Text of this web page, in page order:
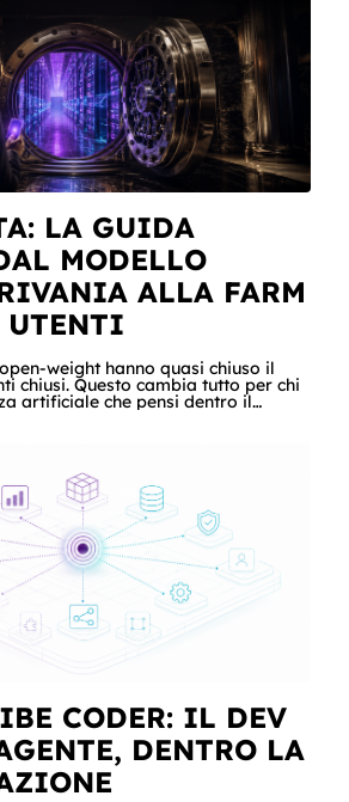
da SharePoint, ha calcolato gli
LA GUIDA
MODELLO
ALLA FARM
weight hanno quasi chiuso il
chiusi. Questo cambia tutto per chi
artificiale che pensi dentro il
che non possono uscire. Ma la
gradino per gradino, e cosa
in casa sia sovranità e non un
guida racconta entrambe, con
CODER: IL DEV
DENTRO LA